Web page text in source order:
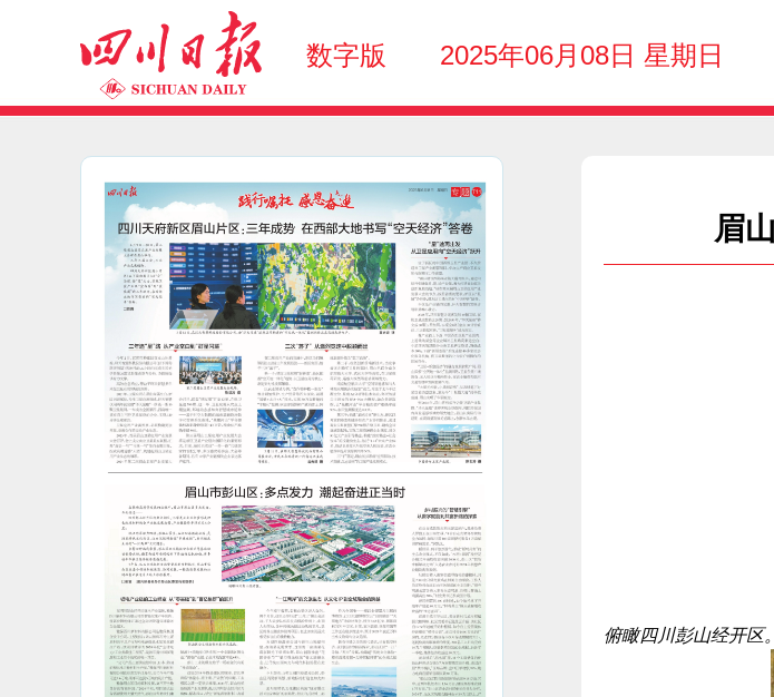
数字版 2025年06月08日 星期日
眉
俯瞰四川彭山经开区。